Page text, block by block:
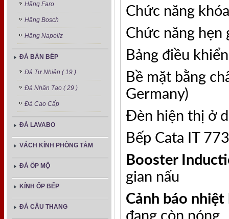
Hãng Faro
Hãng Bosch
Hãng Napoliz
ĐÁ BÀN BẾP
Đá Tự Nhiên ( 19 )
Đá Nhân Tạo ( 29 )
Đá Cao Cấp
ĐÁ LAVABO
VÁCH KÍNH PHÒNG TẮM
ĐÁ ỐP MỘ
KÍNH ỐP BẾP
ĐÁ CẦU THANG
Chức năng
Chức năng
Bảng điều
Bề mặt bằng
Germany)
Đèn hiện thị ở
Bếp Cata IT
Booster
gian nấu
Cảnh báo